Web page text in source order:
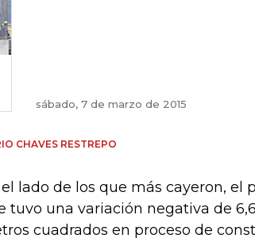
sábado, 7 de marzo de 2015
CHAVES RESTREPO
el lado de los que más cayeron, el
tuvo una variación negativa de
cuadrados en proceso de